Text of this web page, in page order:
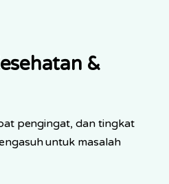
&
pengingat, dan tingkat
untuk masalah